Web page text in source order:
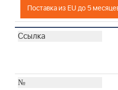
Поставка из EU до 5